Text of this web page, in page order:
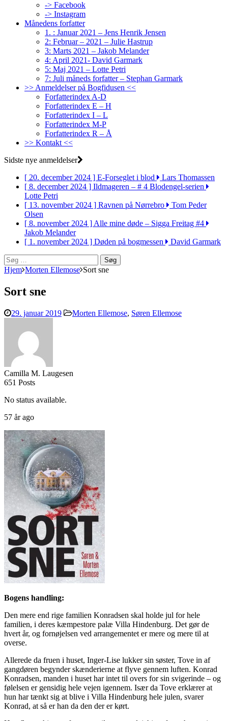
-> Facebook
-> Instagram
Månedens forfatter
1. : Januar 2021 – Jens Henrik Jensen
2: Februar – 2021 – Julie Hastrup
3: Marts 2021 – Jakob Melander
4: April 2021- David Garmark
5: Maj 2021 – Lotte Petri
7: Juli måneds forfatter – Stephan Garmark
>> Anmeldelser på Bogfidusen <<
Forfatterindex A-D
Forfatterindex E – H
Forfatterindex I – L
Forfatterindex M-P
Forfatterindex R – Å
>> Kontakt <<
Sidste nye anmeldelser
[ 20. december 2024 ] E-Forseglet i blod
Lars Thomassen
[ 8. december 2024 ] Ildmageren – # 4 Blodengel-serien
Lotte Petri
[ 13. november 2024 ] Ravnen på Nørrebro
Tom Peder
Olsen
[ 8. november 2024 ]Alle mine døde – Sigga Freitag #4
Jakob Melander
[ 1. november 2024 ] Døden på bogmessen
David Garmark
Søg
efter:
Hjem Morten Ellemose Sort sne
Sort sne
29. januar 2019 Morten Ellemose, Søren Ellemose
Camilla M. Laugesen
651 Posts
No status available.
57 år ago
Bogens handling:
Den mere end rige familien Konradsen skal holde jul for hele
familien, i deres kæmpestore palæ Villa Hindenburg. Det gør de
hvert år, og fornøjelsen ved arrangementet er mere og mere til at
overse.
Allerede da fruen i huset, Inger-Lise lukker sin søster, Tove in af
gangdøren begynder skænderierne at flyve gennem luften. Konrad
Konradsen, manden i huset har intet til overs for sin svigerinde – og
følelsen er gensidig hele vejen igennem. Især da Tove erklærer at
hun har tænkt sig at blive i Villa Hindenburg hele julen, svarer
Konrad, at så er han da den der er kørt.